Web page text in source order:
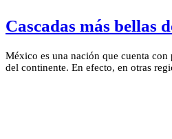
Cascadas más bellas
México es una nación que cuenta
del continente. En efecto, en otras